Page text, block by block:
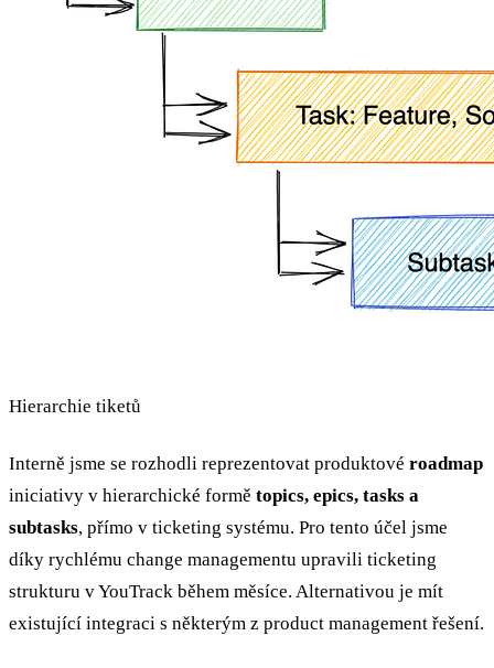
Hierarchie tiketů
Interně jsme se rozhodli reprezentovat produktové roadmap
iniciativy v hierarchické formě topics, epics, tasks a
subtasks, přímo v ticketing systému. Pro tento účel jsme
díky rychlému change managementu upravili ticketing
strukturu v YouTrack během měsíce. Alternativou je mít
existující integraci s některým z product management řešení.